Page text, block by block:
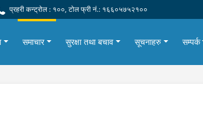
प्रहरी कन्ट्रोल : १००, टोल फ्री नं.: १६६०५७५२१००
समाचार सुरक्षा तथा बचाव सूचनाहरु सम्पर्क